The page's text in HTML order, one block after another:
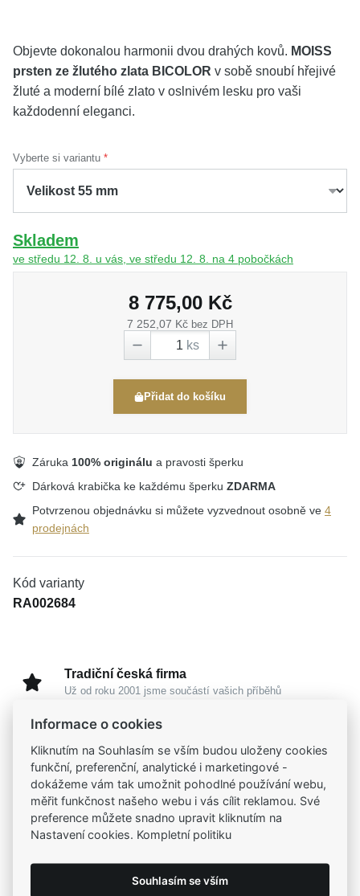
Objevte dokonalou harmonii dvou drahých kovů. MOISS
prsten ze žlutého zlata BICOLOR v sobě snoubí hřejivé
žluté a moderní bílé zlato v oslnivém lesku pro vaši
každodenní eleganci.
Vyberte si variantu
Skladem
ve středu 12. 8. u vás, ve středu 12. 8. na 4 pobočkách
8 775,00 Kč
7 252,07 Kč bez DPH
ks
Přidat do košíku
Záruka 100% originálu a pravosti šperku
Dárková krabička ke každému šperku ZDARMA
Potvrzenou objednávku si můžete vyzvednout osobně ve 4
prodejnách
Kód varianty
RA002684
Tradiční česká firma
Už od roku 2001 jsme součástí vašich příběhů
Na našem e-shopu máte výběr z tisíců šperků
Garance vysoké kvality
Certifikáty původu a kvality k vybraným šperkům
Kamenné prodejny
Zastavte se do jedné z našich4 prodejen
Informace o cookies
Kliknutím na Souhlasím se vším budou uloženy cookies
funkční, preferenční, analytické i marketingové -
dokážeme vám tak umožnit pohodlné používání webu,
měřit funkčnost našeho webu i vás cílit reklamou. Své
preference můžete snadno upravit kliknutím na
Nastavení cookies. Kompletní politiku
Souhlasím se vším